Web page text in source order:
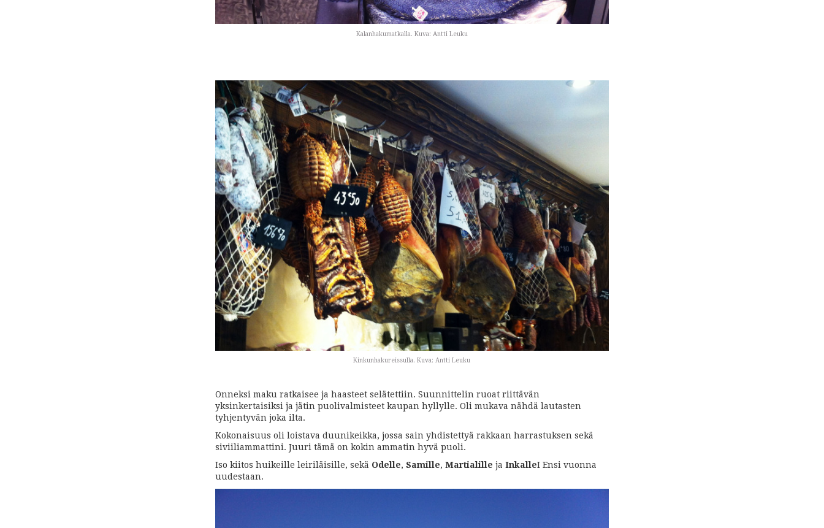
Kalanhakumatkalla. Kuva: Antti Leuku
Kinkunhakureissulla. Kuva: Antti Leuku
Onneksi maku ratkaisee ja haasteet selätettiin. Suunnittelin ruoat riittävän
yksinkertaisiksi ja jätin puolivalmisteet kaupan hyllylle. Oli mukava nähdä lautasten
tyhjentyvän joka ilta.
Kokonaisuus oli loistava duunikeikka, jossa sain yhdistettyä rakkaan harrastuksen sekä
siviiliammattini. Juuri tämä on kokin ammatin hyvä puoli.
Iso kiitos huikeille leiriläisille, sekä Odelle, Samille, Martialille ja InkalleI Ensi vuonna
uudestaan.